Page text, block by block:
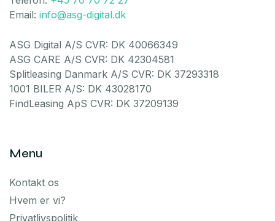
Email: info@asg-digital.dk
ASG Digital A/S CVR: DK 40066349
ASG CARE A/S CVR: DK 42304581
Splitleasing Danmark A/S CVR: DK 37293318
1001 BILER A/S: DK 43028170
FindLeasing ApS CVR: DK 37209139
Menu
Kontakt os
Hvem er vi?
Privatlivspolitik